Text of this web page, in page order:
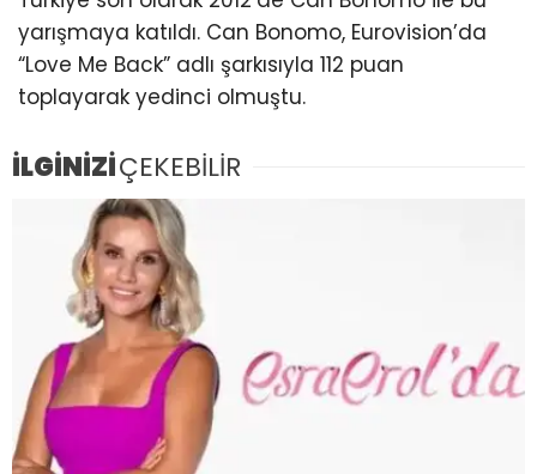
yarışmaya katıldı. Can Bonomo, Eurovision’da
“Love Me Back” adlı şarkısıyla 112 puan
toplayarak yedinci olmuştu.
İLGİNİZİÇEKEBİLİR